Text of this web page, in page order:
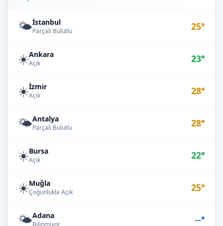
🌤️İstanbul
Parçalı Bulutlu 25°
☀️Ankara
Açık 23°
☀️İzmir
Açık 28°
🌤️Antalya
Parçalı Bulutlu 28°
☀️Bursa
Açık 22°
☀️Muğla
Çoğunlukla Açık 25°
🌤️Adana
Bilinmiyor --°